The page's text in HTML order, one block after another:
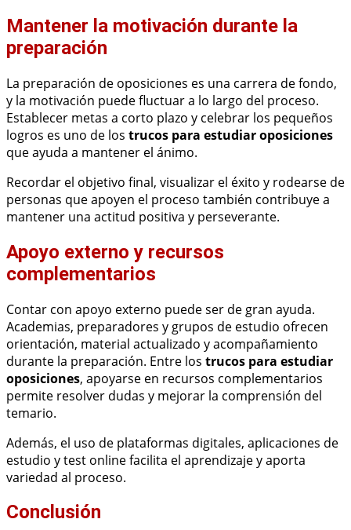
Mantener la motivación durante la
preparación
La preparación de oposiciones es una carrera de fondo,
y la motivación puede fluctuar a lo largo del proceso.
Establecer metas a corto plazo y celebrar los pequeños
logros es uno de los trucos para estudiar oposiciones
que ayuda a mantener el ánimo.
Recordar el objetivo final, visualizar el éxito y rodearse de
personas que apoyen el proceso también contribuye a
mantener una actitud positiva y perseverante.
Apoyo externo y recursos
complementarios
Contar con apoyo externo puede ser de gran ayuda.
Academias, preparadores y grupos de estudio ofrecen
orientación, material actualizado y acompañamiento
durante la preparación. Entre los trucos para estudiar
oposiciones, apoyarse en recursos complementarios
permite resolver dudas y mejorar la comprensión del
temario.
Además, el uso de plataformas digitales, aplicaciones de
estudio y test online facilita el aprendizaje y aporta
variedad al proceso.
Conclusión